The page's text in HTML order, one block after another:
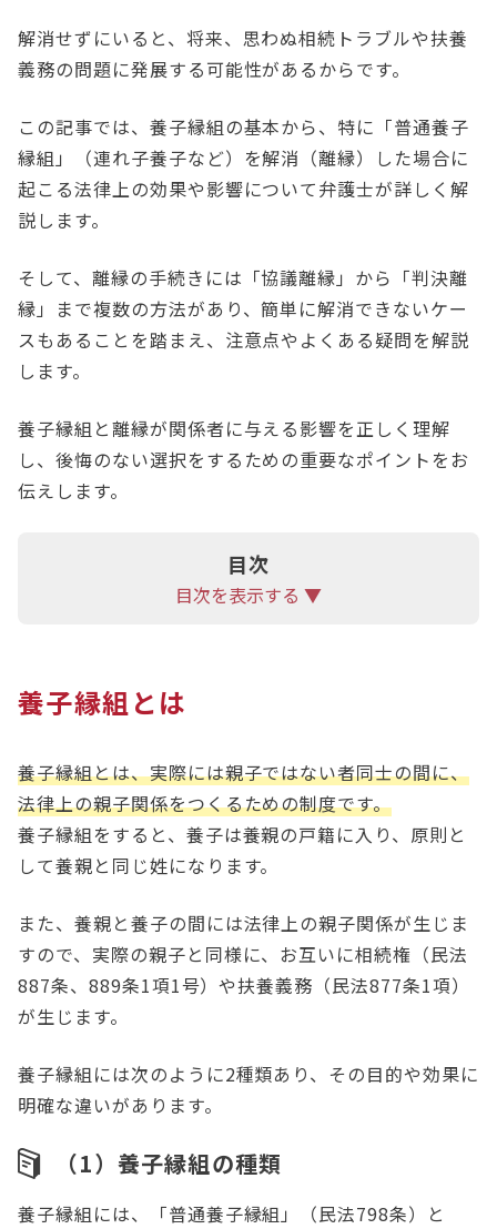
解消せずにいると、将来、思わぬ相続トラブルや扶養
義務の問題に発展する可能性があるからです。
この記事では、養子縁組の基本から、特に「普通養子
縁組」（連れ子養子など）を解消（離縁）した場合に
起こる法律上の効果や影響について弁護士が詳しく解
説します。
そして、離縁の手続きには「協議離縁」から「判決離
縁」まで複数の方法があり、簡単に解消できないケー
スもあることを踏まえ、注意点やよくある疑問を解説
します。
養子縁組と離縁が関係者に与える影響を正しく理解
し、後悔のない選択をするための重要なポイントをお
伝えします。
目次
目次を表示する ▼
養子縁組とは
養子縁組とは、実際には親子ではない者同士の間に、
法律上の親子関係をつくるための制度です。
養子縁組をすると、養子は養親の戸籍に入り、原則と
して養親と同じ姓になります。
また、養親と養子の間には法律上の親子関係が生じま
すので、実際の親子と同様に、お互いに相続権（民法
887条、889条1項1号）や扶養義務（民法877条1項）
が生じます。
養子縁組には次のように2種類あり、その目的や効果に
明確な違いがあります。
（1）養子縁組の種類
養子縁組には、「普通養子縁組」（民法798条）と